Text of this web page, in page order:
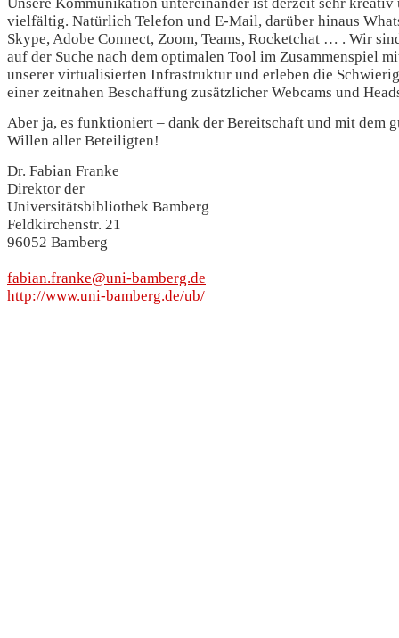
vielfältig. Natürlich Telefon und E-Mail, darüber hinaus
Skype, Adobe Connect, Zoom, Teams, Rocketchat … . Wir
auf der Suche nach dem optimalen Tool im Zusammenspiel
unserer virtualisierten Infrastruktur und erleben die
einer zeitnahen Beschaffung zusätzlicher Webcams und
Aber ja, es funktioniert – dank der Bereitschaft und mit dem
Willen aller Beteiligten!
Dr. Fabian Franke
Direktor der
Universitätsbibliothek Bamberg
Feldkirchenstr. 21
96052 Bamberg
fabian.franke@uni-bamberg.de
http://www.uni-bamberg.de/ub/